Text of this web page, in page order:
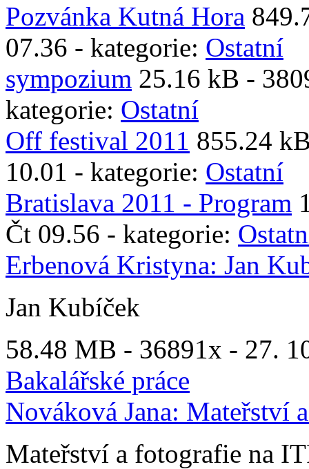
Pozvánka Kutná Hora
07.36 - kategorie: Ostatní
sympozium 25.16 kB -
kategorie: Ostatní
Off festival 2011 855.24
10.01 - kategorie: Ostatní
Bratislava 2011 - Program
Čt 09.56 - kategorie:
Erbenová Kristyna: Jan
Jan Kubíček
58.48 MB - 36891x - 27.
Bakalářské práce
Nováková Jana: Mateřství
Mateřství a fotografie na